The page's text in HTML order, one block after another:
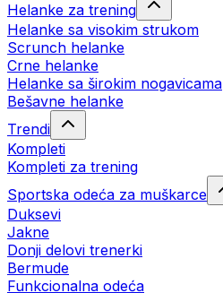
Helanke za trening
Helanke sa visokim strukom
Scrunch helanke
Crne helanke
Helanke sa širokim nogavicama
Bešavne helanke
Trendi
Kompleti
Kompleti za trening
Sportska odeća za muškarce
Duksevi
Jakne
Donji delovi trenerki
Bermude
Funkcionalna odeća